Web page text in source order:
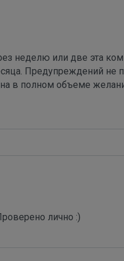
неделю или две эта
Предупреждений не
в полном объеме
лично :)